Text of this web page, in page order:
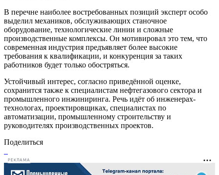
В перечне наиболее востребованных позиций эксперт особо
выделил механиков, обслуживающих станочное
оборудование, технологические линии и сложные
производственные комплексы. Он мотивировал это тем, что
современная индустрия предъявляет более высокие
требования к квалификации, и конкуренция за таких
работников будет только обостряться.
Устойчивый интерес, согласно приведённой оценке,
сохранится также к специалистам нефтегазового сектора и
промышленного инжиниринга. Речь идёт об инженерах-
технологах, проектировщиках, специалистах по
автоматизации, промышленному строительству и
руководителях производственных проектов.
Поделиться
РЕКЛАМА